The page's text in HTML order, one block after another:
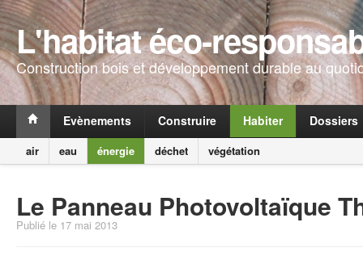
L'habitat éco-
Construction bois et développement durable au
Evènements Construire Habiter Dossiers
air eau énergie déchet végétation
Le Panneau Photovoltaïque
Publié le 17 mai 2013